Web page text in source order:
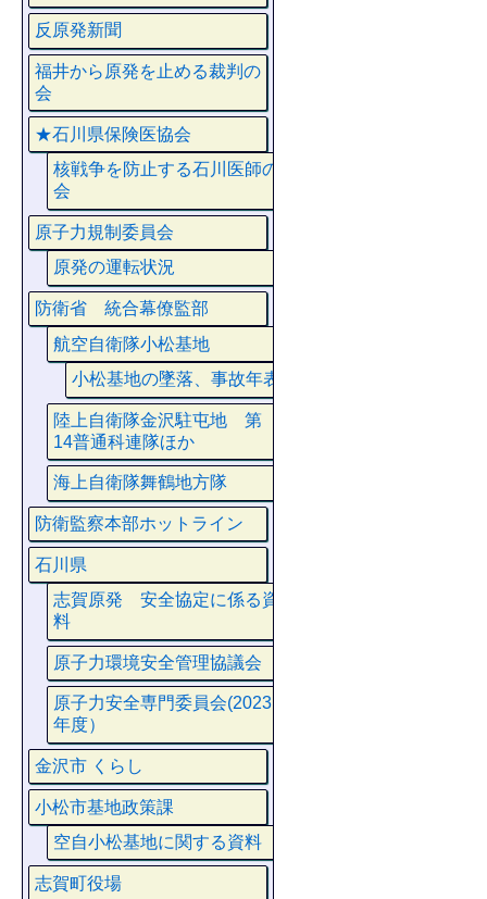
反原発新聞
福井から原発を止める裁判の
会
★石川県保険医協会
核戦争を防止する石川医師の
会
原子力規制委員会
原発の運転状況
防衛省 統合幕僚監部
航空自衛隊小松基地
小松基地の墜落、事故年表
陸上自衛隊金沢駐屯地 第
14普通科連隊ほか
海上自衛隊舞鶴地方隊
防衛監察本部ホットライン
石川県
志賀原発 安全協定に係る資
料
原子力環境安全管理協議会
原子力安全専門委員会(2023
年度）
金沢市 くらし
小松市基地政策課
空自小松基地に関する資料
志賀町役場